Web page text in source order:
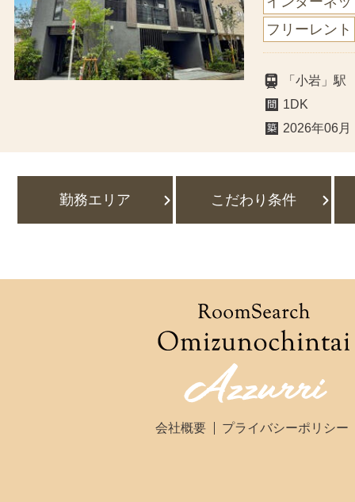
フリーレント
「小岩」
1DK
2026年06月
勤務エリア こだわり条件
会社概要 プライバシーポリシー